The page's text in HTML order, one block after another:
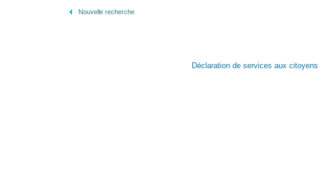
Nouvelle recherche
Déclaration de services aux citoyens